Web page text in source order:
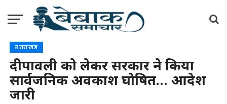
उत्तराखंड
दीपावली को लेकर सरकार ने किया
सार्वजनिक अवकाश घोषित… आदेश
जारी